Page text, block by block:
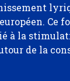
Ce
à la
de la